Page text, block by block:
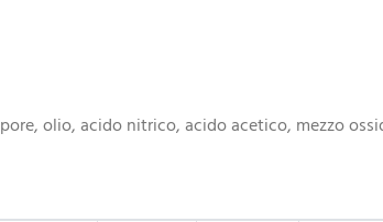
olio, acido nitrico, acido acetico, mezzo